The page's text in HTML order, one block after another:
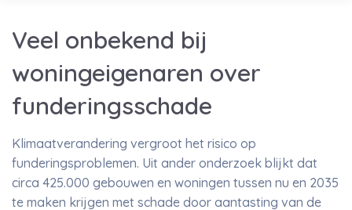
Veel onbekend bij
woningeigenaren over
funderingsschade
Klimaatverandering vergroot het risico op
funderingsproblemen. Uit ander onderzoek blijkt dat
circa 425.000 gebouwen en woningen tussen nu en 2035
te maken krijgen met schade door aantasting van de